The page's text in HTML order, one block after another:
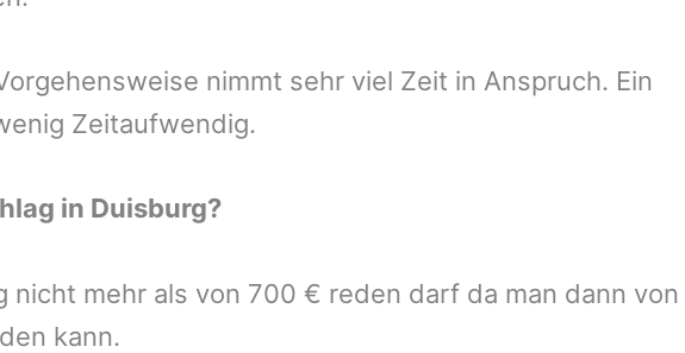
nimmt sehr viel Zeit in Anspruch. Ein
Zeitaufwendig.
in Duisburg?
mehr als von 700 € reden darf da man dann von
kann.